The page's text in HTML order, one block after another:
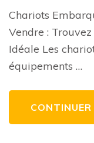
Chariots
Vendre :
Idéale Les
équipements …